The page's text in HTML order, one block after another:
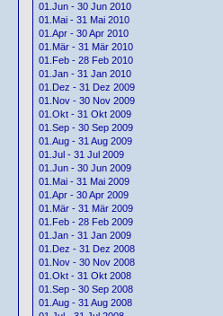
01.Jun - 30 Jun 2010
01.Mai - 31 Mai 2010
01.Apr - 30 Apr 2010
01.Mär - 31 Mär 2010
01.Feb - 28 Feb 2010
01.Jan - 31 Jan 2010
01.Dez - 31 Dez 2009
01.Nov - 30 Nov 2009
01.Okt - 31 Okt 2009
01.Sep - 30 Sep 2009
01.Aug - 31 Aug 2009
01.Jul - 31 Jul 2009
01.Jun - 30 Jun 2009
01.Mai - 31 Mai 2009
01.Apr - 30 Apr 2009
01.Mär - 31 Mär 2009
01.Feb - 28 Feb 2009
01.Jan - 31 Jan 2009
01.Dez - 31 Dez 2008
01.Nov - 30 Nov 2008
01.Okt - 31 Okt 2008
01.Sep - 30 Sep 2008
01.Aug - 31 Aug 2008